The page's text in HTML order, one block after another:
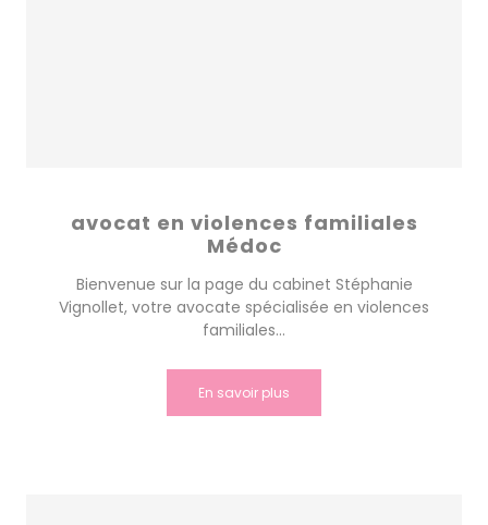
avocat en violences familiales
Médoc
Bienvenue sur la page du cabinet Stéphanie
Vignollet, votre avocate spécialisée en violences
familiales...
En savoir plus